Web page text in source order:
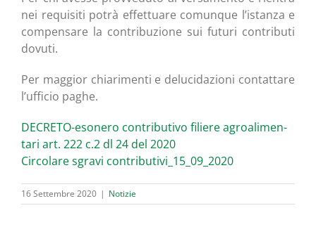
nei requi­si­ti potrà effet­tua­re comun­que l’istanza e
com­pen­sa­re la con­tri­bu­zio­ne sui futu­ri con­tri­bu­ti
dovuti.
Per mag­gior chia­ri­men­ti e delu­ci­da­zio­ni con­tat­ta­re
l’ufficio paghe.
DECRE­TO-eso­ne­ro con­tri­bu­ti­vo filie­re agroa­li­men­
ta­ri art. 222 c.2 dl 24 del 2020
Cir­co­la­re sgra­vi contributivi_15_09_2020
16 Settembre 2020 | Notizie